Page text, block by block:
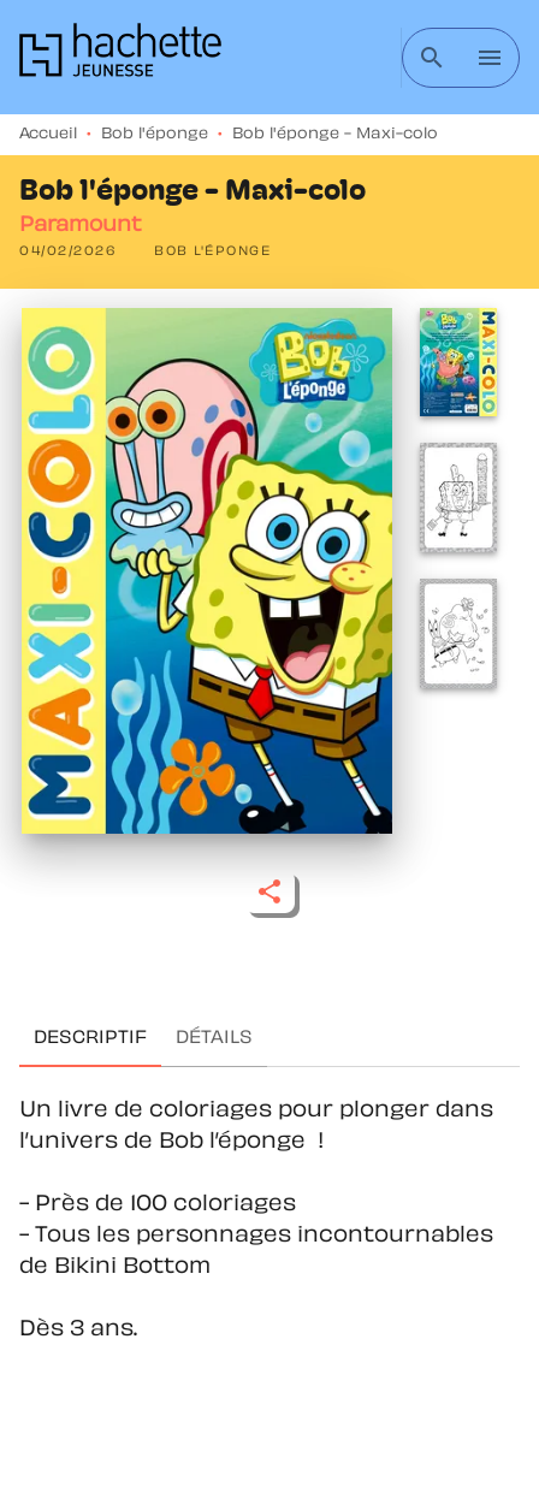
MENU RECHERCHE CONTENU
search menu
Accueil • Bob l'éponge • Bob l'éponge - Maxi-colo
Bob l'éponge - Maxi-colo
Paramount
04/02/2026 BOB L'ÉPONGE
DESCRIPTIF DÉTAILS
Un livre de coloriages pour plonger dans
l’univers de Bob l’éponge !
- Près de 100 coloriages
- Tous les personnages incontournables
de Bikini Bottom
Dès 3 ans.